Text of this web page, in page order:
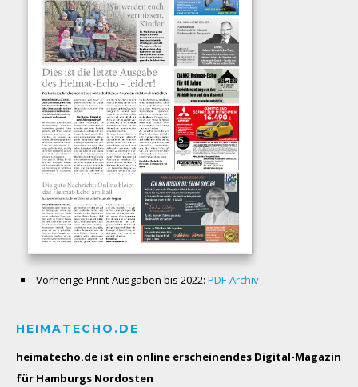
Vorherige Print-Ausgaben bis 2022: PDF-Archiv
HEIMATECHO.DE
heimatecho.de ist ein online erscheinendes Digital-Magazin
für Hamburgs Nordosten